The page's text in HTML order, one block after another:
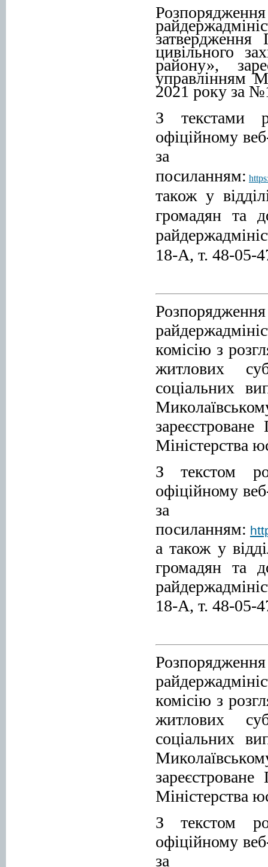
цивільного
району»,
управлінням
2021 року за
З текстами
офіційному
за
посиланням:
також у
громадян та
18-А, т. 48-05-
комісію з
житлових
соціальних
Міністерства
З текстом
офіційному
за
посиланням:
а також у
громадян та
18-А, т. 48-05-
комісію з
житлових
соціальних
Міністерства
З текстом
офіційному
за